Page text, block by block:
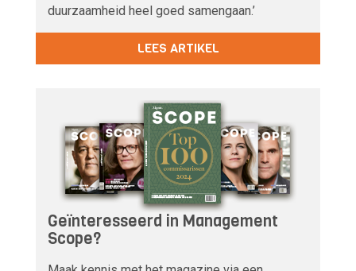
duurzaamheid heel goed samengaan.’
LEES ARTIKEL
Geïnteresseerd in Management
Scope?